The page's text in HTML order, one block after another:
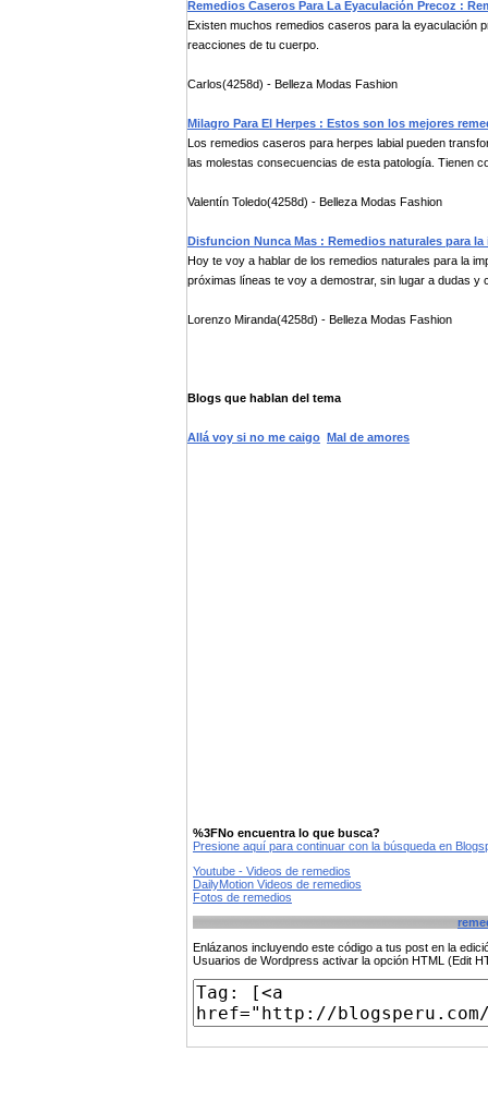
Remedios Caseros Para La Eyaculación Precoz :
Existen muchos remedios caseros para la eyaculación
reacciones de tu cuerpo.
Carlos(4258d) - Belleza Modas Fashion
Milagro Para El Herpes : Estos son los mejores
Los remedios caseros para herpes labial pueden
las molestas consecuencias de esta patología. Tienen
Valentín Toledo(4258d) - Belleza Modas Fashion
Disfuncion Nunca Mas : Remedios naturales para
Hoy te voy a hablar de los remedios naturales para la
próximas líneas te voy a demostrar, sin lugar a dudas y
Lorenzo Miranda(4258d) - Belleza Modas Fashion
Blogs que hablan del tema
Allá voy si no me caigo Mal de amores
%3FNo encuentra lo que busca?
Presione aquí para continuar con la búsqueda en
Youtube - Videos de remedios
DailyMotion Videos de remedios
Fotos de remedios
Enlázanos incluyendo este código a tus post en la
Usuarios de Wordpress activar la opción HTML (Edit